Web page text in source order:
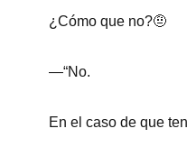
¿Cómo que no?🤨
—“No.
En el caso de que